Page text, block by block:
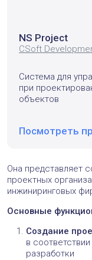
NS Project
CSoft
Система для
при
объектов
Посмотреть
Она представляет
проектных
инжиниринговых
Основные
Создание
в
разработки